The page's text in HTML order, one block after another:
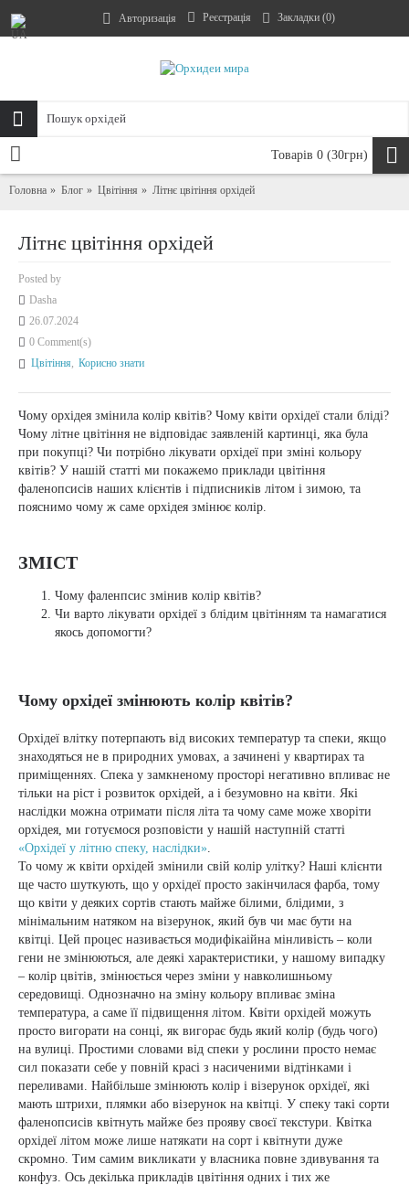
Авторизація Реєстрація Закладки (0)
Товарів 0 (30грн)
Головна Блог Цвітіння Літнє цвітіння орхідей
Літнє цвітіння орхідей
Posted by
Dasha
26.07.2024
0 Comment(s)
Цвітіння, Корисно знати
Чому орхідея змінила колір квітів? Чому квіти орхідеї стали бліді?
Чому літне цвітіння не відповідає заявленій картинці, яка була
при покупці? Чи потрібно лікувати орхідеї при зміні кольору
квітів? У нашій статті ми покажемо приклади цвітіння
фаленопсисів наших клієнтів і підписників літом і зимою, та
пояснимо чому ж саме орхідея змінює колір.
ЗМІСТ
Чому фаленпсис змінив колір квітів?
Чи варто лікувати орхідеї з блідим цвітінням та намагатися
якось допомогти?
Чому орхідеї змінюють колір квітів?
Орхідеї влітку потерпають від високих температур та спеки, якщо
знаходяться не в природних умовах, а зачинені у квартирах та
приміщеннях. Спека у замкненому просторі негативно впливає не
тільки на ріст і розвиток орхідей, а і безумовно на квіти. Які
наслідки можна отримати після літа та чому саме може хворіти
орхідея, ми готуємося розповісти у нашій наступній статті
«Орхідеї у літню спеку, наслідки».
То чому ж квіти орхідей змінили свій колір улітку? Наші клієнти
ще часто шуткують, що у орхідеї просто закінчилася фарба, тому
що квіти у деяких сортів стають майже білими, блідими, з
мінімальним натяком на візерунок, який був чи має бути на
квітці. Цей процес називається модифікаійна мінливість – коли
гени не змінюються, але деякі характеристики, у нашому випадку
– колір цвітів, змінюється через зміни у навколишньому
середовищі. Однозначно на зміну кольору впливає зміна
температура, а саме її підвищення літом. Квіти орхідей можуть
просто вигорати на сонці, як вигорає будь який колір (будь чого)
на вулиці. Простими словами від спеки у рослини просто немає
сил показати себе у повній красі з насиченими відтінками і
переливами. Найбільше змінюють колір і візерунок орхідеї, які
мають штрихи, плямки або візерунок на квітці. У спеку такі сорти
фаленопсисів квітнуть майже без прояву своєї текстури. Квітка
орхідеї літом може лише натякати на сорт і квітнути дуже
скромно. Тим самим викликати у власника повне здивування та
конфуз. Ось декілька прикладів цвітіння одних і тих же